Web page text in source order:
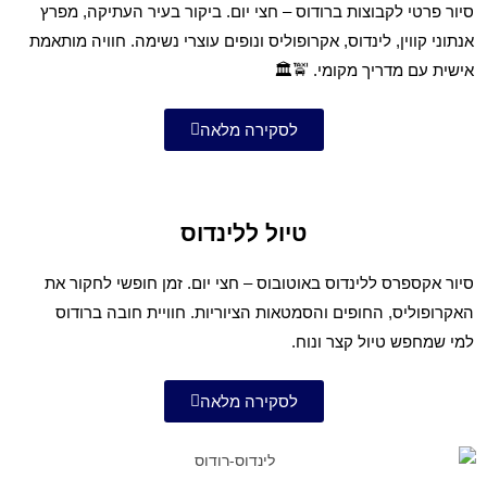
סיור פרטי לקבוצות ברודוס – חצי יום. ביקור בעיר העתיקה, מפרץ
אנתוני קווין, לינדוס, אקרופוליס ונופים עוצרי נשימה. חוויה מותאמת
אישית עם מדריך מקומי. 🚖🏛️
לסקירה מלאה
טיול ללינדוס
סיור אקספרס ללינדוס באוטובוס – חצי יום. זמן חופשי לחקור את
האקרופוליס, החופים והסמטאות הציוריות. חוויית חובה ברודוס
למי שמחפש טיול קצר ונוח.
לסקירה מלאה